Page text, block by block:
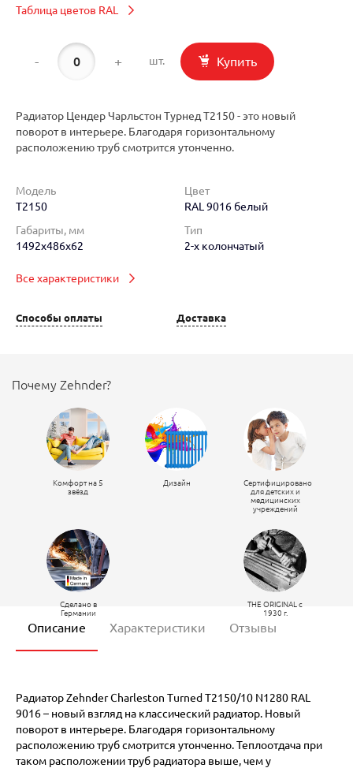
Таблица цветов RAL
- + шт. Купить
Радиатор Цендер Чарльстон Турнед T2150 - это новый
поворот в интерьере. Благодаря горизонтальному
расположению труб смотрится утонченно.
Модель
T2150
Цвет
RAL 9016 белый
Габариты, мм
1492x486x62
Тип
2-х колончатый
Все характеристики
Способы оплаты Доставка
Почему Zehnder?
Комфорт на 5
звёзд
Дизайн
Сертифицировано
для детских и
медицинских
учреждений
Сделано в
Германии
THE ORIGINAL c
1930 г.
Описание Характеристики Отзывы
Радиатор Zehnder Charleston Turned T2150/10 N1280 RAL
9016 – новый взгляд на классический радиатор. Новый
поворот в интерьере. Благодаря горизонтальному
расположению труб смотрится утонченно. Теплоотдача при
таком расположении труб радиатора выше, чем у